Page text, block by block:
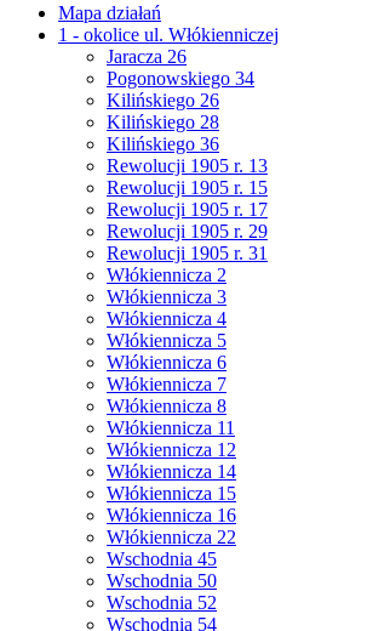
Mapa działań
1 - okolice ul. Włókienniczej
Jaracza 26
Pogonowskiego 34
Kilińskiego 26
Kilińskiego 28
Kilińskiego 36
Rewolucji 1905 r. 13
Rewolucji 1905 r. 15
Rewolucji 1905 r. 17
Rewolucji 1905 r. 29
Rewolucji 1905 r. 31
Włókiennicza 2
Włókiennicza 3
Włókiennicza 4
Włókiennicza 5
Włókiennicza 6
Włókiennicza 7
Włókiennicza 8
Włókiennicza 11
Włókiennicza 12
Włókiennicza 14
Włókiennicza 15
Włókiennicza 16
Włókiennicza 22
Wschodnia 45
Wschodnia 50
Wschodnia 52
Wschodnia 54